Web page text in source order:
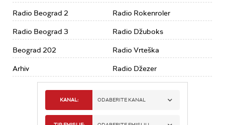
Radio Beograd 2
Radio Beograd 3
Beograd 202
Arhiv
Radio Rokenroler
Radio Džuboks
Radio Vrteška
Radio Džezer
KANAL: ODABERITE KANAL
RADIO BEOGRAD 1